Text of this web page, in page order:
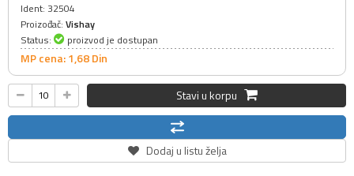
Ident: 32504
Proizođač: Vishay
Status:
proizvod je dostupan
MP cena: 1,68Din
Stavi u korpu
Dodaj u listu želja